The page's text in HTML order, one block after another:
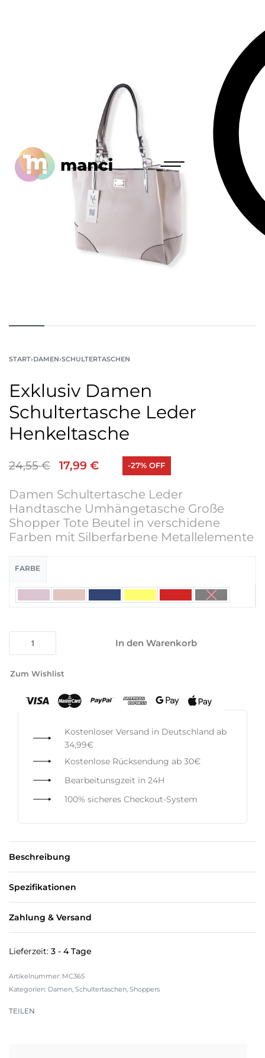
START›DAMEN›SCHULTERTASCHEN
Exklusiv Damen
Schultertasche Leder
Henkeltasche
24,55€ 17,99 € -27% OFF
Damen Schultertasche Leder
Handtasche Umhängetasche Große
Shopper Tote Beutel in verschidene
Farben mit Silberfarbene Metallelemente
FARBE
In den Warenkorb
Zum Wishlist
Kostenloser Versand in Deutschland ab
34,99€
Kostenlose Rücksendung ab 30€
Bearbeitunsgzeit in 24H
100% sicheres Checkout-System
Beschreibung
Spezifikationen
Zahlung & Versand
Lieferzeit: 3 - 4 Tage
MC365
Kategorien: Damen, Schultertaschen, Shoppers
TEILEN